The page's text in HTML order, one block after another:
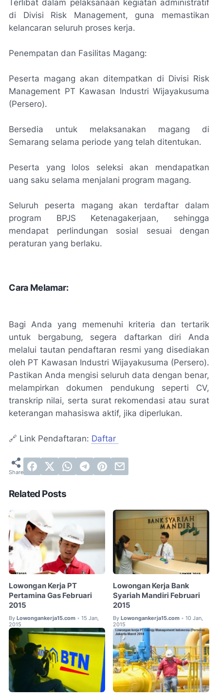
Terlibat dalam pelaksanaan kegiatan administratif
di Divisi Risk Management, guna memastikan
kelancaran seluruh proses kerja.
Penempatan dan Fasilitas Magang:
Peserta magang akan ditempatkan di Divisi Risk
Management PT Kawasan Industri Wijayakusuma
(Persero).
Bersedia untuk melaksanakan magang di
Semarang selama periode yang telah ditentukan.
Peserta yang lolos seleksi akan mendapatkan
uang saku selama menjalani program magang.
Seluruh peserta magang akan terdaftar dalam
program BPJS Ketenagakerjaan, sehingga
mendapat perlindungan sosial sesuai dengan
peraturan yang berlaku.
Cara Melamar:
Bagi Anda yang memenuhi kriteria dan tertarik
untuk bergabung, segera daftarkan diri Anda
melalui tautan pendaftaran resmi yang disediakan
oleh PT Kawasan Industri Wijayakusuma (Persero).
Pastikan Anda mengisi seluruh data dengan benar,
melampirkan dokumen pendukung seperti CV,
transkrip nilai, serta surat rekomendasi atau surat
keterangan mahasiswa aktif, jika diperlukan.
🔗 Link Pendaftaran: Daftar
Related Posts
Lowongan Kerja PT
Pertamina Gas Februari
2015
By Lowongankerja15.com • 15 Jan,
2015
Lowongan Kerja Bank
Syariah Mandiri Februari
2015
By Lowongankerja15.com • 10 Jan,
2015